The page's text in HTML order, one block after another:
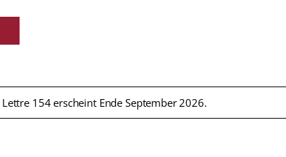
154 erscheint Ende September 2026.